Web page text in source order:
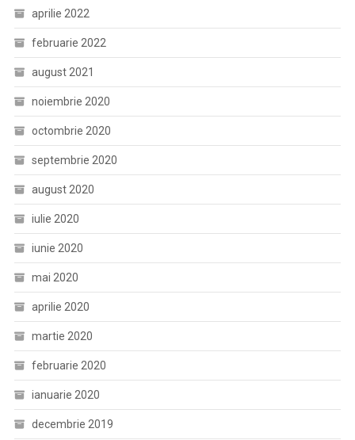
aprilie 2022
februarie 2022
august 2021
noiembrie 2020
octombrie 2020
septembrie 2020
august 2020
iulie 2020
iunie 2020
mai 2020
aprilie 2020
martie 2020
februarie 2020
ianuarie 2020
decembrie 2019